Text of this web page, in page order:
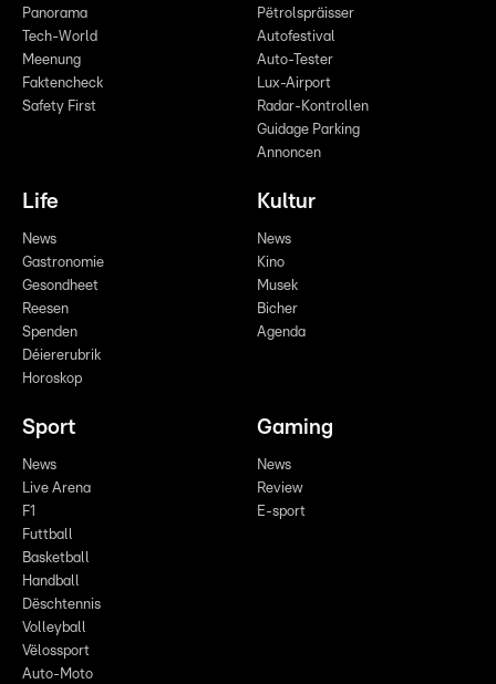
Panorama
Tech-World
Meenung
Faktencheck
Safety First
Pëtrolspräisser
Autofestival
Auto-Tester
Lux-Airport
Radar-Kontrollen
Guidage Parking
Annoncen
Life
News
Gastronomie
Gesondheet
Reesen
Spenden
Déiererubrik
Horoskop
Kultur
News
Kino
Musek
Bicher
Agenda
Sport
News
Live Arena
F1
Futtball
Basketball
Handball
Dëschtennis
Volleyball
Vëlossport
Auto-Moto
Gaming
News
Review
E-sport